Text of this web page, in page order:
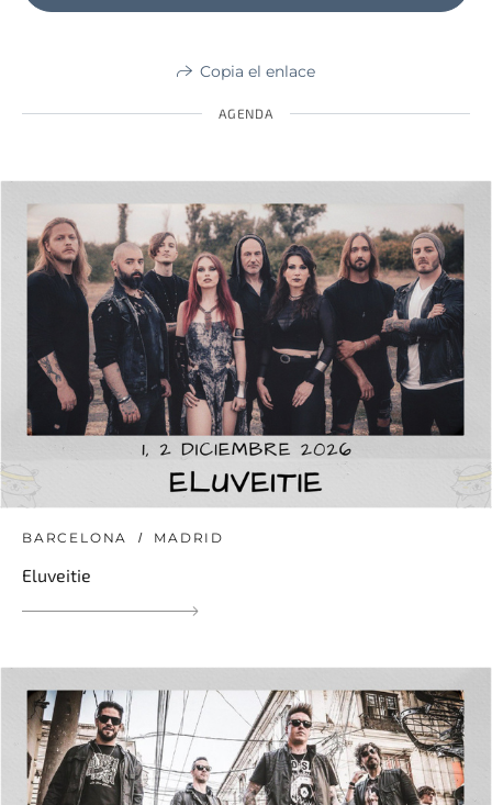
Copia el enlace
AGENDA
BARCELONA MADRID
Eluveitie